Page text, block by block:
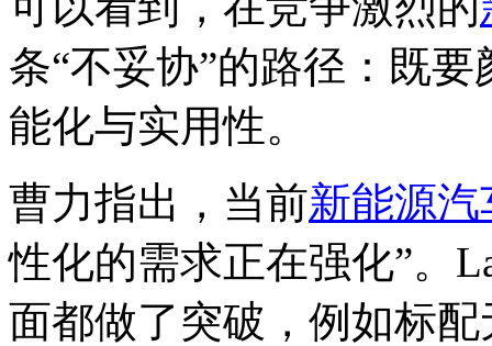
条“不妥协”的路径：既
能化与实用性。
曹力指出，当前新能源汽
性化的需求正在强化”。
面都做了突破，例如标